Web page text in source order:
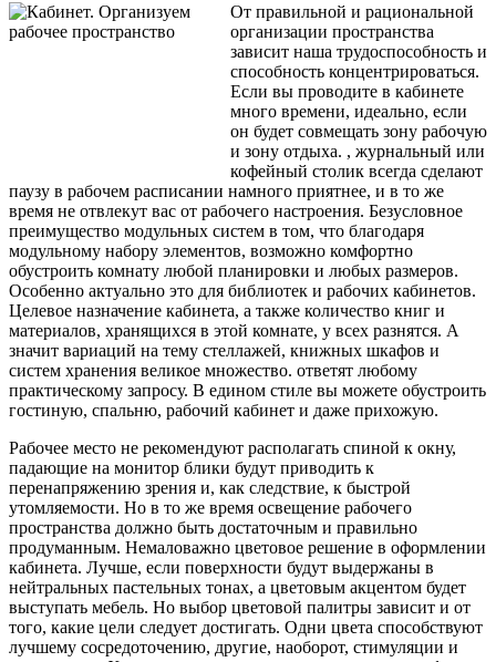
От правильной и рациональной
организации пространства
зависит наша трудоспособность и
способность концентрироваться.
Если вы проводите в кабинете
много времени, идеально, если
он будет совмещать зону рабочую
и зону отдыха. , журнальный или
кофейный столик всегда сделают
паузу в рабочем расписании намного приятнее, и в то же
время не отвлекут вас от рабочего настроения. Безусловное
преимущество модульных систем в том, что благодаря
модульному набору элементов, возможно комфортно
обустроить комнату любой планировки и любых размеров.
Особенно актуально это для библиотек и рабочих кабинетов.
Целевое назначение кабинета, а также количество книг и
материалов, хранящихся в этой комнате, у всех разнятся. А
значит вариаций на тему стеллажей, книжных шкафов и
систем хранения великое множество. ответят любому
практическому запросу. В едином стиле вы можете обустроить
гостиную, спальню, рабочий кабинет и даже прихожую.
Рабочее место не рекомендуют располагать спиной к окну,
падающие на монитор блики будут приводить к
перенапряжению зрения и, как следствие, к быстрой
утомляемости. Но в то же время освещение рабочего
пространства должно быть достаточным и правильно
продуманным. Немаловажно цветовое решение в оформлении
кабинета. Лучше, если поверхности будут выдержаны в
нейтральных пастельных тонах, а цветовым акцентом будет
выступать мебель. Но выбор цветовой палитры зависит и от
того, какие цели следует достигать. Одни цвета способствуют
лучшему сосредоточению, другие, наоборот, стимуляции и